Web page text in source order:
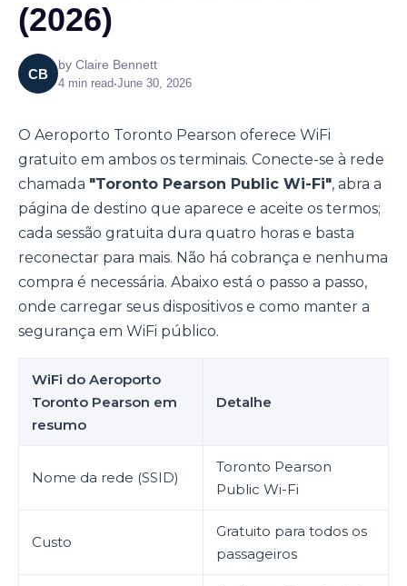
(2026)
CB
by Claire Bennett
4 min read•June 30, 2026
O Aeroporto Toronto Pearson oferece WiFi
gratuito em ambos os terminais. Conecte-se à rede
chamada "Toronto Pearson Public Wi-Fi", abra a
página de destino que aparece e aceite os termos;
cada sessão gratuita dura quatro horas e basta
reconectar para mais. Não há cobrança e nenhuma
compra é necessária. Abaixo está o passo a passo,
onde carregar seus dispositivos e como manter a
segurança em WiFi público.
WiFi do Aeroporto
Toronto Pearson em
resumo
Detalhe
Nome da rede (SSID)
Toronto Pearson
Public Wi-Fi
Custo
Gratuito para todos os
passageiros